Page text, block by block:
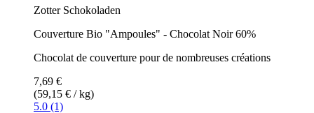
Zotter Schokoladen
Couverture Bio "Ampoules" - Chocolat Noir 60%
Chocolat de couverture pour de nombreuses créations
7,69 €
(59,15 € / kg)
5.0 (1)